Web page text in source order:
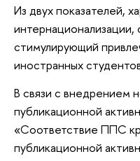
Из двух показателей,
интернационализации,
стимулирующий
иностранных
В связи с внедрением
публикационной
«Соответствие ППС
публикационной